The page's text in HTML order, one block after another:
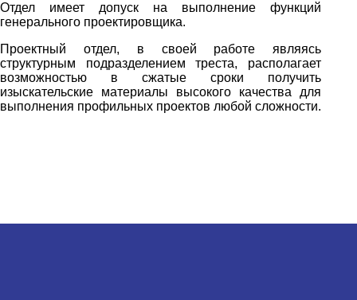
Отдел имеет допуск на выполнение функций
генерального проектировщика.
Проектный отдел, в своей работе являясь
структурным подразделением треста, располагает
возможностью в сжатые сроки получить
изыскательские материалы высокого качества для
выполнения профильных проектов любой сложности.